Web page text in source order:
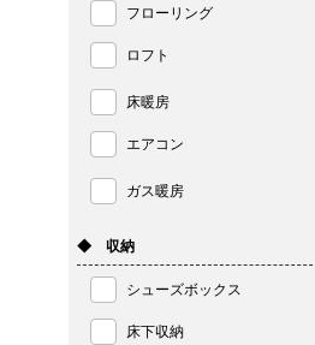
フローリング
ロフト
床暖房
エアコン
ガス暖房
◆ 収納
シューズボックス
床下収納